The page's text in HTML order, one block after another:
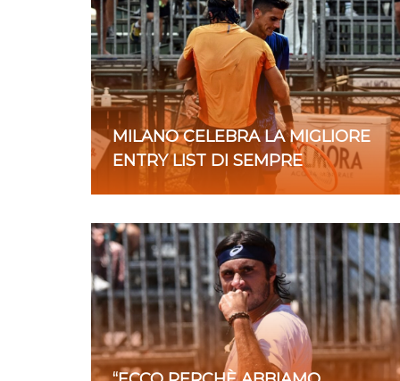
MILANO CELEBRA LA MIGLIORE
ENTRY LIST DI SEMPRE